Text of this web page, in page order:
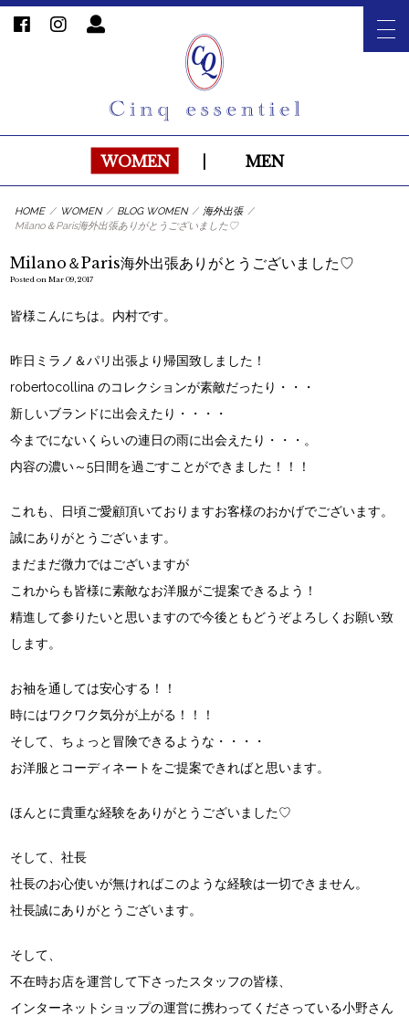
WOMEN MEN
HOME / WOMEN / BLOG WOMEN / 海外出張 /
Milano＆Paris海外出張ありがとうございました♡
Milano＆Paris海外出張ありがとうございました♡
Posted on Mar 09, 2017
皆様こんにちは。内村です。
昨日ミラノ＆パリ出張より帰国致しました！
robertocollina のコレクションが素敵だったり・・・
新しいブランドに出会えたり・・・・
今までにないくらいの連日の雨に出会えたり・・・。
内容の濃い～5日間を過ごすことができました！！！
これも、日頃ご愛顧頂いておりますお客様のおかげでございます。
誠にありがとうございます。
まだまだ微力ではございますが
これからも皆様に素敵なお洋服がご提案できるよう！
精進して参りたいと思いますので今後ともどうぞよろしくお願い致
します。
お袖を通しては安心する！！
時にはワクワク気分が上がる！！！
そして、ちょっと冒険できるような・・・・
お洋服とコーディネートをご提案できればと思います。
ほんとに貴重な経験をありがとうございました♡
そして、社長
社長のお心使いが無ければこのような経験は一切できません。
社長誠にありがとうございます。
そして、
不在時お店を運営して下さったスタッフの皆様、
インターネットショップの運営に携わってくださっている小野さん